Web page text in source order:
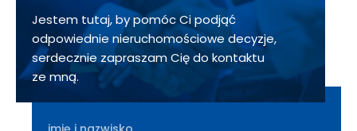
Jestem tutaj, by pomóc Ci podjąć
odpowiednie nieruchomościowe decyzje,
serdecznie zapraszam Cię do kontaktu
ze mną.